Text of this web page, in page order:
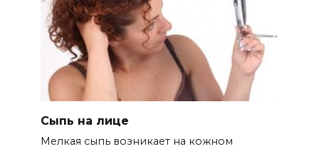
Сыпь на лице
Мелкая сыпь возникает на кожном